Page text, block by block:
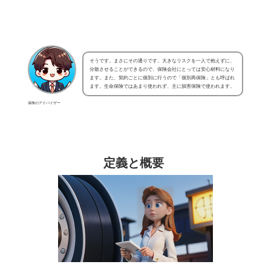
保険のアドバイザー
そうです。まさにその通りです。大きなリスクを一人で抱えずに、
分散させることができるので、保険会社にとっては安心材料になり
ます。また、契約ごとに個別に行うので「個別再保険」とも呼ばれ
ます。生命保険ではあまり使われず、主に損害保険で使われます。
定義と概要